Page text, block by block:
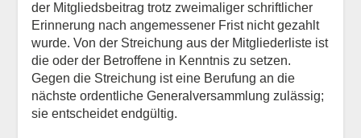
der Mitgliedsbeitrag trotz zweimaliger schriftlicher
Erinnerung nach angemessener Frist nicht gezahlt
wurde. Von der Streichung aus der Mitgliederliste ist
die oder der Betroffene in Kenntnis zu setzen.
Gegen die Streichung ist eine Berufung an die
nächste ordentliche Generalversammlung zulässig;
sie entscheidet endgültig.